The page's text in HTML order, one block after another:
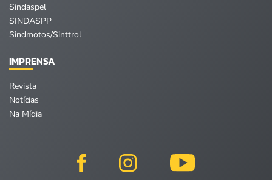
Sindaspel
SINDASPP
Sindmotos/Sinttrol
IMPRENSA
Revista
Notícias
Na Mídia